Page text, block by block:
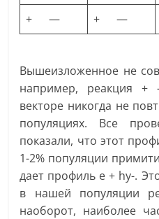
+ —
+ —
Вышеизложенное не
например, реакция +
векторе никогда не
популяциях. Все
показали, что этот
1-2% популяции
дает профиль e + hy-.
в нашей популяции
наоборот, наиболее